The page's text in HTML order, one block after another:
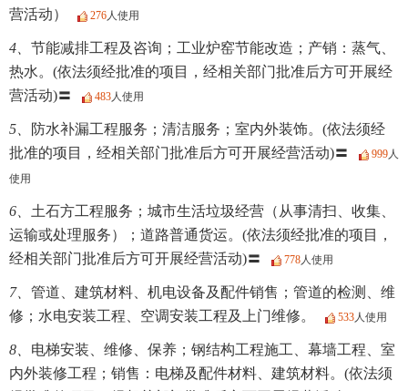
营活动）
276人使用
4、 节能减排工程及咨询；工业炉窑节能改造；产销：蒸气、
热水。(依法须经批准的项目，经相关部门批准后方可开展经
营活动)〓
483人使用
5、
防水补漏工程服务；清洁服务；室内外装饰。(依法须经
批准的项目，经相关部门批准后方可开展经营活动)〓
999人
使用
6、 土石方工程服务；城市生活垃圾经营（从事清扫、收集、
运输或处理服务）；道路普通货运。(依法须经批准的项目，
经相关部门批准后方可开展经营活动)〓
778人使用
7、 管道、建筑材料、机电设备及配件销售；管道的检测、维
修；水电安装工程、空调安装工程及上门维修。
533人使用
8、 电梯安装、维修、保养；钢结构工程施工、幕墙工程、室
内外装修工程；销售：电梯及配件材料、建筑材料。(依法须